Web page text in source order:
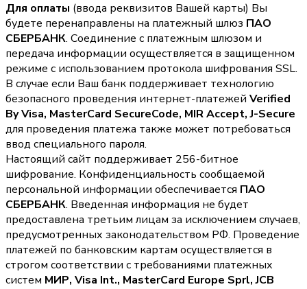
Для оплаты (ввода реквизитов Вашей карты) Вы
будете перенаправлены на платежный шлюз ПАО
СБЕРБАНК. Соединение с платежным шлюзом и
передача информации осуществляется в защищенном
режиме с использованием протокола шифрования SSL.
В случае если Ваш банк поддерживает технологию
безопасного проведения интернет-платежей Verified
By Visa, MasterCard SecureCode, MIR Accept, J-Secure
для проведения платежа также может потребоваться
ввод специального пароля.
Настоящий сайт поддерживает 256-битное
шифрование. Конфиденциальность сообщаемой
персональной информации обеспечивается ПАО
СБЕРБАНК. Введенная информация не будет
предоставлена третьим лицам за исключением случаев,
предусмотренных законодательством РФ. Проведение
платежей по банковским картам осуществляется в
строгом соответствии с требованиями платежных
систем МИР, Visa Int., MasterCard Europe Sprl, JCB